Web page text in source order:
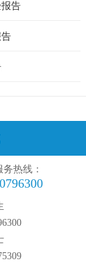
告
热线：